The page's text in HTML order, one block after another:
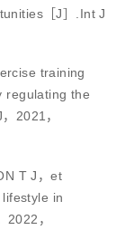
［J］.Int J
training
regulating the
2021，
T J，et
in
，